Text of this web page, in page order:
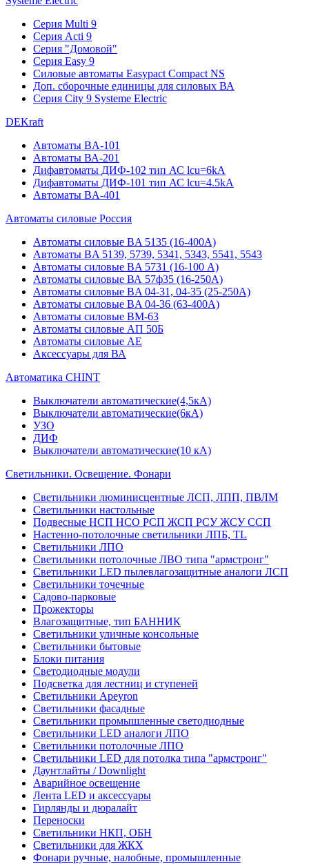
Серия Multi 9
Серия Acti 9
Серия "Домовой"
Серия Easy 9
Силовые автоматы Easypact Compact NS
Доп. сборочные единицы для силовых ВА
Серия City 9 Systeme Electric
DEKraft
Автоматы BA-101
Автоматы ВА-201
Дифавтоматы ДИФ-102 тип АС lcu=6kA
Дифавтоматы ДИФ-101 тип АС lcu=4.5kA
Автоматы BA-401
Автоматы силовые Россия
Автоматы силовые BA 5135 (16-400А)
Автоматы BA 5139, 5739, 5341, 5343, 5541, 5543
Автоматы силовые BA 5731 (16-100 А)
Автоматы силовые ВА 57ф35 (16-250А)
Автоматы силовые BA 04-31, 04-35 (25-250А)
Автоматы силовые BA 04-36 (63-400А)
Автоматы силовые ВМ-63
Автоматы силовые АП 50Б
Автоматы силовые АЕ
Аксессуары для ВА
Автоматика CHINT
Выключатели автоматические(4,5кА)
Выключатели автоматические(6кА)
УЗО
ДИФ
Выключатели автоматические(10 кА)
Светильники. Освещение. Фонари
Светильники люминисцентные ЛСП, ЛПП, ПВЛМ
Светильники настольные
Подвесные НСП НСО РСП ЖСП РСУ ЖСУ ССП
Настенно-потолочные светильники ЛПБ, TL
Светильники ЛПО
Светильники потолочные ЛВО типа "армстронг"
Светильники LED пылевлагозащитные аналоги ЛСП
Светильники точечные
Садово-парковые
Прожекторы
Влагозащитные, тип БАННИК
Светильники уличные консольные
Светильники бытовые
Блоки питания
Светодиодные модули
Подсветка для лестниц и ступеней
Светильники Apeyron
Светильники фасадные
Светильники промышленные светодиодные
Светильники LED аналоги ЛПО
Светильники потолочные ЛПО
Светильники LED для потолка типа "армстронг"
Даунтлайты / Downlight
Аварийное освещение
Лента LED и аксессуары
Гирлянды и дюралайт
Переноски
Светильники НКП, ОБН
Светильники для ЖКХ
Фонари ручные, налобные, промышленные